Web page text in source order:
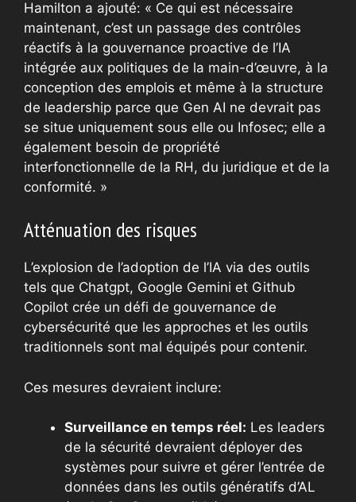
Hamilton a ajouté: « Ce qui est nécessaire
maintenant, c’est un passage des contrôles
réactifs à la gouvernance proactive de l’IA
intégrée aux politiques de la main-d’œuvre, à la
conception des emplois et même à la structure
de leadership parce que Gen AI ne devrait pas
se situe uniquement sous elle ou Infosec; elle a
également besoin de propriété
interfonctionnelle de la RH, du juridique et de la
conformité. »
Atténuation des risques
L’explosion de l’adoption de l’IA via des outils
tels que Chatgpt, Google Gemini et Github
Copilot crée un défi de gouvernance de
cybersécurité que les approches et les outils
traditionnels sont mal équipés pour contenir.
Ces mesures devraient inclure:
Surveillance en temps réel: Les leaders
de la sécurité devraient déployer des
systèmes pour suivre et gérer l’entrée de
données dans les outils génératifs d’AL